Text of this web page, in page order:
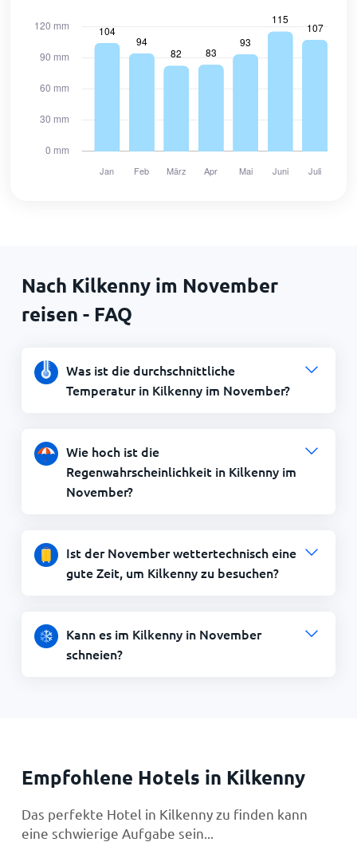
Nach Kilkenny im November
reisen - FAQ
Was ist die durchschnittliche
Temperatur in Kilkenny im November?
Wie hoch ist die
Regenwahrscheinlichkeit in Kilkenny im
November?
Ist der November wettertechnisch eine
gute Zeit, um Kilkenny zu besuchen?
Kann es im Kilkenny in November
schneien?
Empfohlene Hotels in Kilkenny
Das perfekte Hotel in Kilkenny zu finden kann
eine schwierige Aufgabe sein...